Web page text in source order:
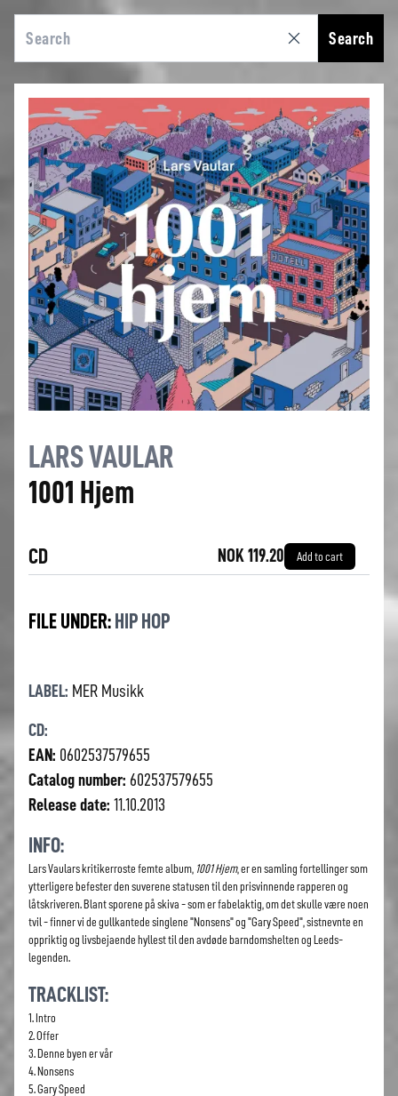
Search
LARS VAULAR
1001 Hjem
CD NOK 119.20 Add to cart
FILE UNDER: HIP HOP
LABEL: MER Musikk
CD:
EAN: 0602537579655
Catalog number: 602537579655
Release date: 11.10.2013
INFO:
Lars Vaulars kritikerroste femte album, 1001 Hjem, er en samling fortellinger som
ytterligere befester den suverene statusen til den prisvinnende rapperen og
låtskriveren. Blant sporene på skiva - som er fabelaktig, om det skulle være noen
tvil - finner vi de gullkantede singlene "Nonsens" og "Gary Speed", sistnevnte en
oppriktig og livsbejaende hyllest til den avdøde barndomshelten og Leeds-
legenden.
TRACKLIST:
1. Intro
2. Offer
3. Denne byen er vår
4. Nonsens
5. Gary Speed